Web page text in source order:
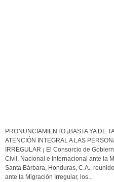
PRONUNCIAMIENTO ¡BASTA YA DE
ATENCIÓN INTEGRAL A LAS
IRREGULAR ¡ El Consorcio de
Civil, Nacional e Internacional ante la
Santa Bárbara, Honduras, C.A.,
ante la Migración Irregular, los...